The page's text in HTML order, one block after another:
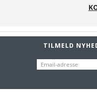
TILMELD
EMAIL-